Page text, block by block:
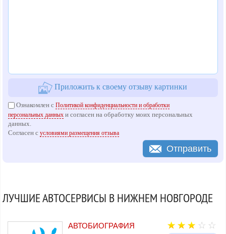
Приложить к своему отзыву картинки
Ознакомлен сПолитикой конфиденциальности и обработки
персональных данных и согласен на обработку моих персональных
данных.
Согласен сусловиями размещения отзыва
Отправить
ЛУЧШИЕ АВТОСЕРВИСЫ В НИЖНЕМ НОВГОРОДЕ
АВТОБИОГРАФИЯ